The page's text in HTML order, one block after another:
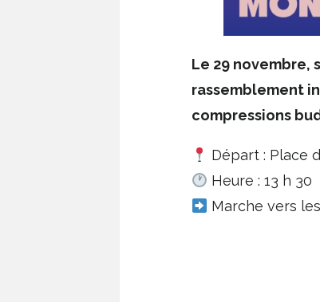
Le 29 novembre,
rassemblement
compressions
Départ : Place
Heure : 13 h 30
Marche vers